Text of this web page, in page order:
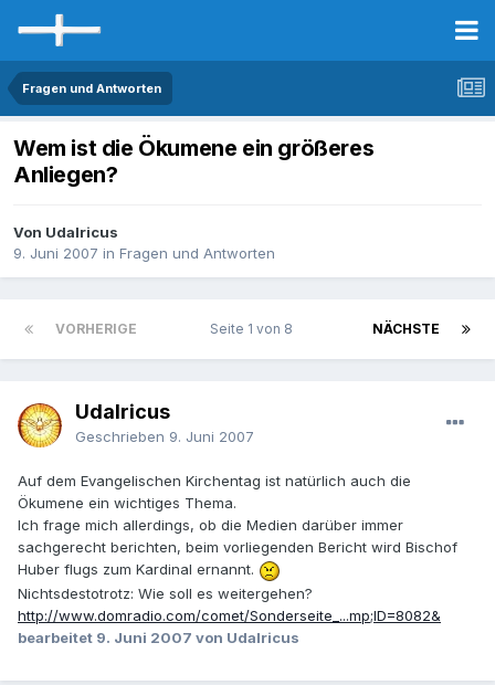
Fragen und Antworten
Wem ist die Ökumene ein größeres
Anliegen?
Von Udalricus
9. Juni 2007 in Fragen und Antworten
VORHERIGE NÄCHSTE
Seite 1 von 8
Udalricus
Geschrieben 9. Juni 2007
Auf dem Evangelischen Kirchentag ist natürlich auch die
Ökumene ein wichtiges Thema.
Ich frage mich allerdings, ob die Medien darüber immer
sachgerecht berichten, beim vorliegenden Bericht wird Bischof
Huber flugs zum Kardinal ernannt.
Nichtsdestotrotz: Wie soll es weitergehen?
http://www.domradio.com/comet/Sonderseite_...mp;ID=8082&
bearbeitet 9. Juni 2007 von Udalricus